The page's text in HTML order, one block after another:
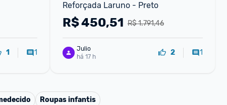
1 1
Reforçada Laruno - Preto
R$ 1.791,46
R$450,51
Julio
há 17 h
2 1
Roupas infantis